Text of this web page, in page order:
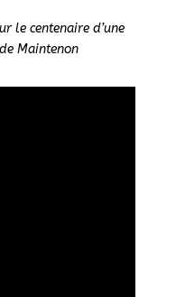
le centenaire d’une
Maintenon